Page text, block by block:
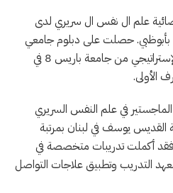
علم ال نفس ال سريري لدى
بأبوظبي. حصلت على دبلوم جامعي
في العلاقات السريرية والتدخل الإستراتيجي من جامعة باريس 8 في
الأولى.
في علم النفس السريري
يوسف في لبنان بمرتبة
فقد أكملت تدريبات متخصصة في
التدريب وتطبيق علاجات التواصل